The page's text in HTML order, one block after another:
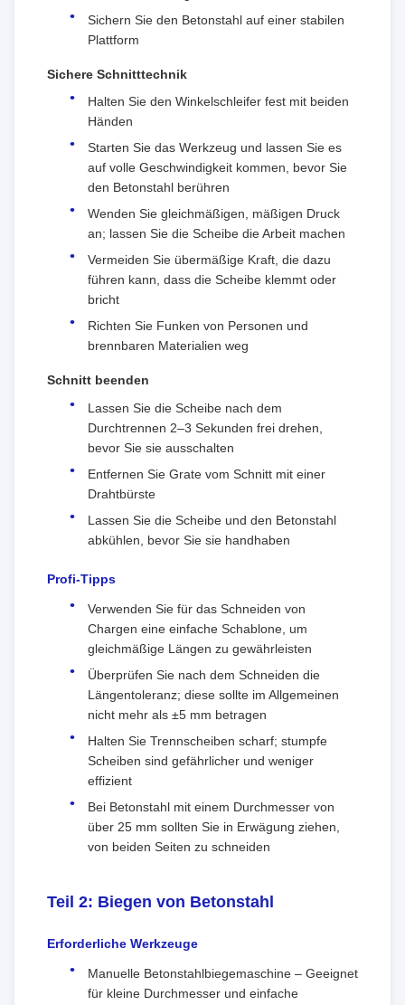
Sichern Sie den Betonstahl auf einer stabilen
Plattform
Sichere Schnitttechnik
Halten Sie den Winkelschleifer fest mit beiden
Händen
Starten Sie das Werkzeug und lassen Sie es
auf volle Geschwindigkeit kommen, bevor Sie
den Betonstahl berühren
Wenden Sie gleichmäßigen, mäßigen Druck
an; lassen Sie die Scheibe die Arbeit machen
Vermeiden Sie übermäßige Kraft, die dazu
führen kann, dass die Scheibe klemmt oder
bricht
Richten Sie Funken von Personen und
brennbaren Materialien weg
Schnitt beenden
Lassen Sie die Scheibe nach dem
Durchtrennen 2–3 Sekunden frei drehen,
bevor Sie sie ausschalten
Entfernen Sie Grate vom Schnitt mit einer
Drahtbürste
Lassen Sie die Scheibe und den Betonstahl
abkühlen, bevor Sie sie handhaben
Profi-Tipps
Verwenden Sie für das Schneiden von
Chargen eine einfache Schablone, um
gleichmäßige Längen zu gewährleisten
Überprüfen Sie nach dem Schneiden die
Längentoleranz; diese sollte im Allgemeinen
nicht mehr als ±5 mm betragen
Halten Sie Trennscheiben scharf; stumpfe
Scheiben sind gefährlicher und weniger
effizient
Bei Betonstahl mit einem Durchmesser von
über 25 mm sollten Sie in Erwägung ziehen,
von beiden Seiten zu schneiden
Teil 2: Biegen von Betonstahl
Erforderliche Werkzeuge
Manuelle Betonstahlbiegemaschine – Geeignet
für kleine Durchmesser und einfache